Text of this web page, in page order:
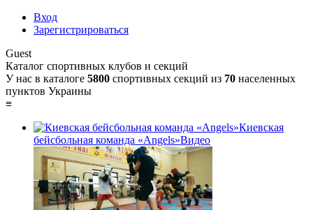
Вход
Зарегистрироваться
Guest
Каталог спортивных клубов и секций
У нас в каталоге 5800 спортивных секций из 70 населенных
пунктов Украины
≡
Киевская
бейсбольная команда «Angels»Видео